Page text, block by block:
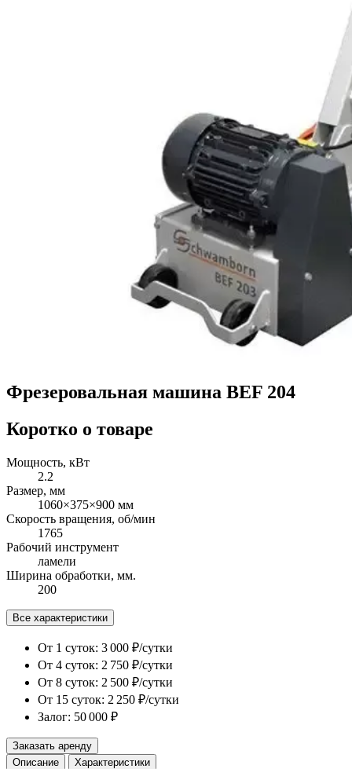
Фрезеровальная машина BEF 204
Коротко о товаре
Мощность, кВт
2.2
Размер, мм
1060×375×900 мм
Скорость вращения, об/мин
1765
Рабочий инструмент
ламели
Ширина обработки, мм.
200
Все характеристики
От 1 суток: 3 000 ₽/сутки
От 4 суток: 2 750 ₽/сутки
От 8 суток: 2 500 ₽/сутки
От 15 суток: 2 250 ₽/сутки
Залог: 50 000 ₽
Заказать аренду
Описание
Характеристики